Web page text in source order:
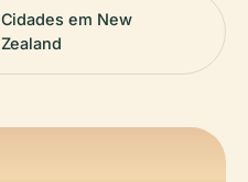
Cidades em New
Zealand